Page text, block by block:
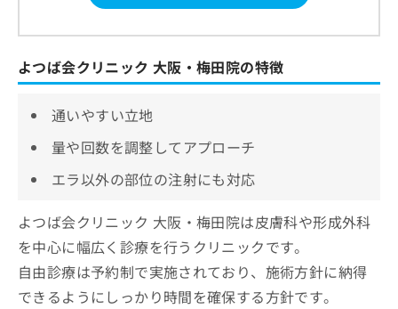
よつば会クリニック 大阪・梅田院の特徴
通いやすい立地
量や回数を調整してアプローチ
エラ以外の部位の注射にも対応
よつば会クリニック 大阪・梅田院は皮膚科や形成外科
を中心に幅広く診療を行うクリニックです。
自由診療は予約制で実施されており、施術方針に納得
できるようにしっかり時間を確保する方針です。